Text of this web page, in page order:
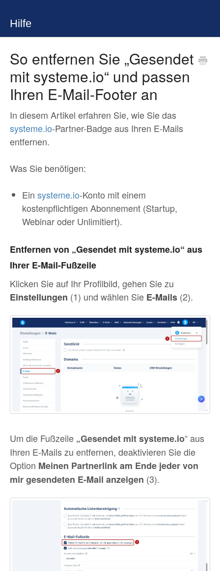
Hilfe
So entfernen Sie „Gesendet
mit systeme.io“ und passen
Ihren E-Mail-Footer an
In diesem Artikel erfahren Sie, wie Sie das
systeme.io-Partner-Badge aus Ihren E-Mails
entfernen.
Was Sie benötigen:
Ein systeme.io-Konto mit einem
kostenpflichtigen Abonnement (Startup,
Webinar oder Unlimitiert).
Entfernen von „Gesendet mit systeme.io“ aus
Ihrer E-Mail-Fußzeile
Klicken Sie auf Ihr Profilbild, gehen Sie zu
Einstellungen (1) und wählen Sie E-Mails (2).
Um die Fußzeile „Gesendet mit systeme.io“ aus
Ihren E-Mails zu entfernen, deaktivieren Sie die
Option Meinen Partnerlink am Ende jeder von
mir gesendeten E-Mail anzeigen (3).